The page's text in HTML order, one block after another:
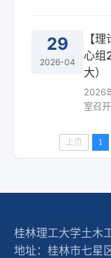
是》
级主
神专
学院
发展
养、
29
2026-04
【
心组
大）
2026
室召
院党
列席
上页 1
桂林理工大学土木
地址：桂林市七星